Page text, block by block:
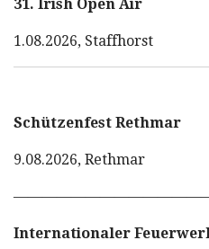
31. Irish Open Air
1.08.2026, Staffhorst
Schützenfest Rethmar
9.08.2026, Rethmar
Internationaler